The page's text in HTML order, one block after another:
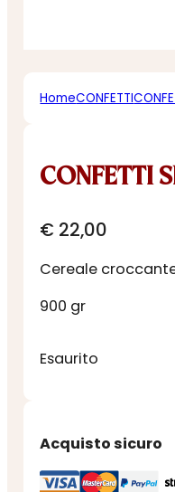
HomeCONFETTI
CONFETTI
€ 22,00
Cereale
900 gr
Esaurito
Acquisto sicuro